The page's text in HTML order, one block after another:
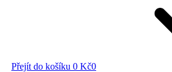
Přejít do košíku 0 Kč0